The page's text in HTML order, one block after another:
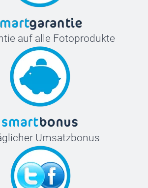
auf alle Fotoprodukte
Umsatzbonus